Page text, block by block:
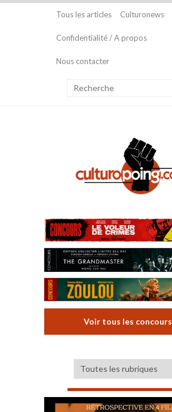
Tous les articles Culturonews
Confidentialité / A propos
Nous contacter
Voir tous les concours